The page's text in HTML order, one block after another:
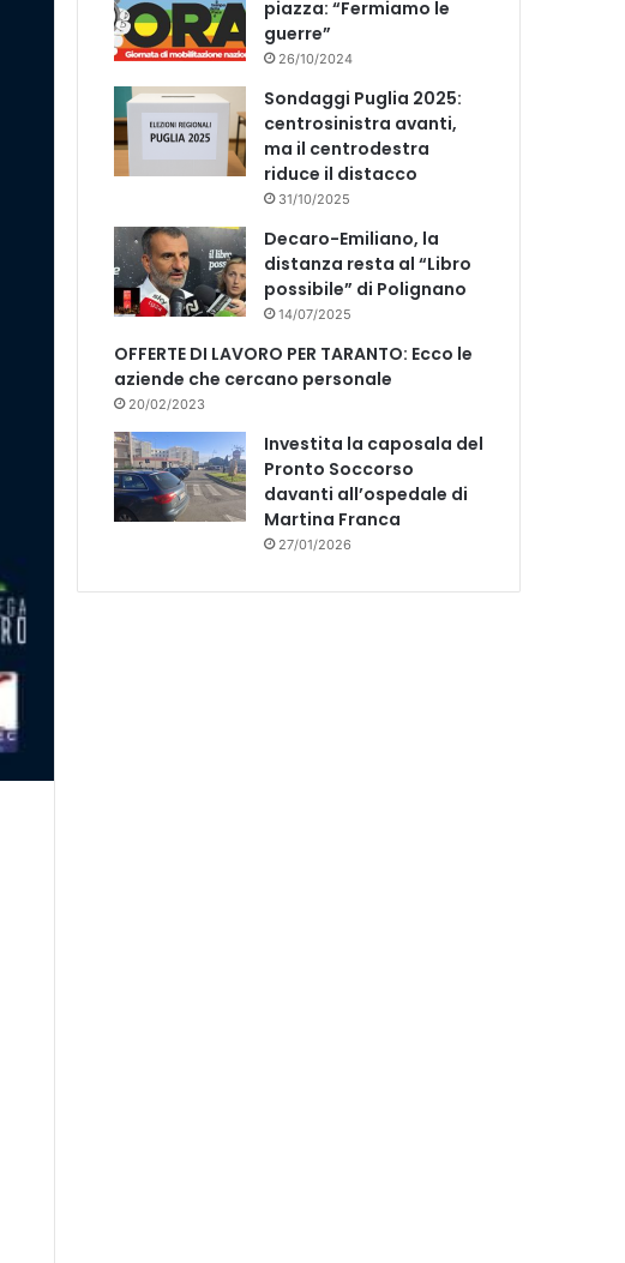
piazza: “Fermiamo le
guerre”
26/10/2024
Sondaggi Puglia 2025:
centrosinistra avanti,
ma il centrodestra
riduce il distacco
31/10/2025
Decaro-Emiliano, la
distanza resta al “Libro
possibile” di Polignano
14/07/2025
OFFERTE DI LAVORO PER TARANTO: Ecco le
aziende che cercano personale
20/02/2023
Investita la caposala del
Pronto Soccorso
davanti all’ospedale di
Martina Franca
27/01/2026